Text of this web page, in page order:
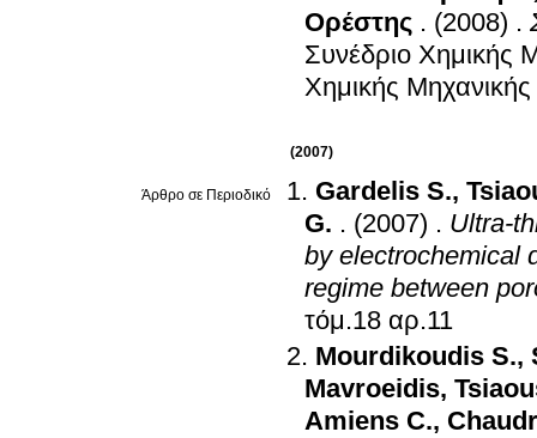
Ορέστης . (2008) .
Συνέδριο Χημικής
Χημικής Μηχανικής
(2007)
Άρθρο σε Περιοδικό Gardelis S.,
G. . (2007) . Ultra-
by electrochemical
regime between
τόμ.18 αρ.11
Mourdikoudis S.,
Mavroeidis,
Amiens C.,